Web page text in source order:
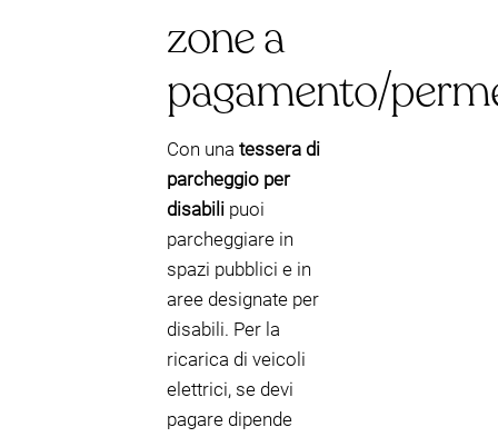
zone a
pagamento/
Con una tessera di
parcheggio per
disabili puoi
parcheggiare in
spazi pubblici e in
aree designate per
disabili. Per la
ricarica di veicoli
elettrici, se devi
pagare dipende